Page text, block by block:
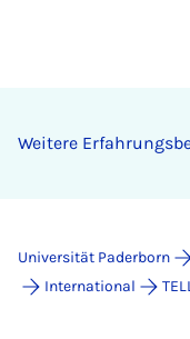
Wei­te­re
Universität Paderborn
International